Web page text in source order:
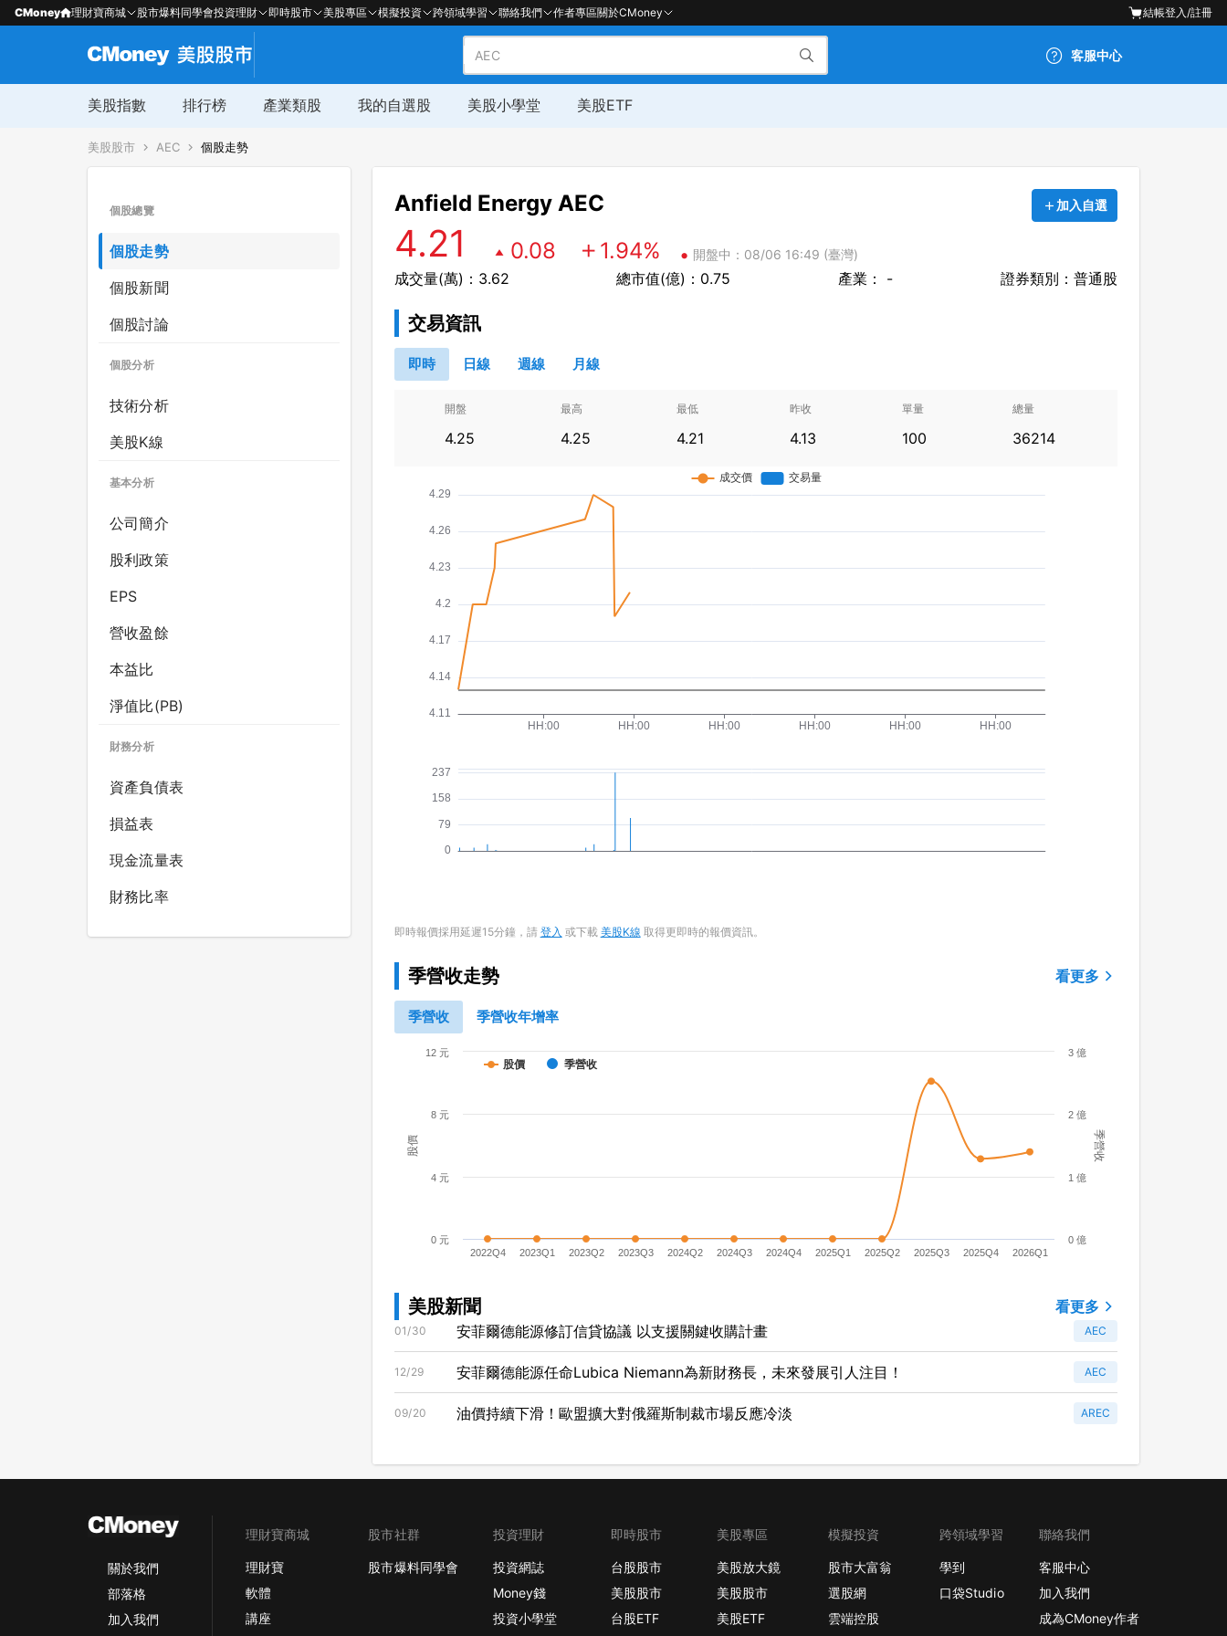
CMoney 理財寶商城 股市爆料同學會投資理財 即時股市 美股專區 模擬投資 跨領域學習 聯絡我們 作者專區關於CMoney 結帳登入/註冊
客服中心
美股指數 排行榜 產業類股 我的自選股 美股小學堂 美股ETF
美股股市 AEC 個股走勢
個股總覽
個股走勢
個股新聞
個股討論
個股分析
技術分析
美股K線
基本分析
公司簡介
股利政策
EPS
營收盈餘
本益比
淨值比(PB)
財務分析
資產負債表
損益表
現金流量表
財務比率
Anfield Energy AEC 加入自選
4.21 0.08 1.94% • 開盤中：08/06 16:49 (臺灣)
成交量(萬)：3.62 總市值(億)：0.75 產業： - 證券類別：普通股
交易資訊
即時 日線 週線 月線
開盤
4.25
最高
4.25
最低
4.21
昨收
4.13
單量
100
總量
36214
即時報價採用延遲15分鐘，請 登入 或下載 美股K線 取得更即時的報價資訊。
季營收走勢 看更多
季營收 季營收年增率
股價 季營收
股價 季營收
2022Q4 2023Q1 2023Q2 2023Q3 2024Q2 2024Q3 2024Q4 2025Q1 2025Q2 2025Q3 2025Q4 2026Q1
0 元
4 元
8 元
12 元
0 億
1 億
2 億
3 億
美股新聞
看更多
安菲爾德能源修訂信貸協議 以支援關鍵收購計畫
AEC
01/30
安菲爾德能源任命Lubica Niemann為新財務長，未來發展引人注目！ AEC
12/29
油價持續下滑！歐盟擴大對俄羅斯制裁市場反應冷淡 AREC
09/20
關於我們
部落格
加入我們
理財寶商城
理財寶
軟體
講座
股市社群
股市爆料同學會
投資理財
投資網誌
Money錢
投資小學堂
即時股市
台股股市
美股股市
台股ETF
美股專區
美股放大鏡
美股股市
美股ETF
模擬投資
股市大富翁
選股網
雲端控股
跨領域學習
學到
口袋Studio
聯絡我們
客服中心
加入我們
成為CMoney作者